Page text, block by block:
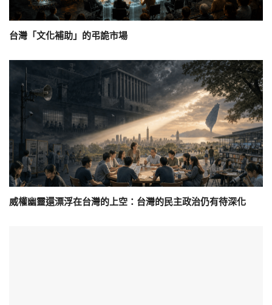
台灣「文化補助」的弔詭市場
威權幽靈還漂浮在台灣的上空：台灣的民主政治仍有待深化